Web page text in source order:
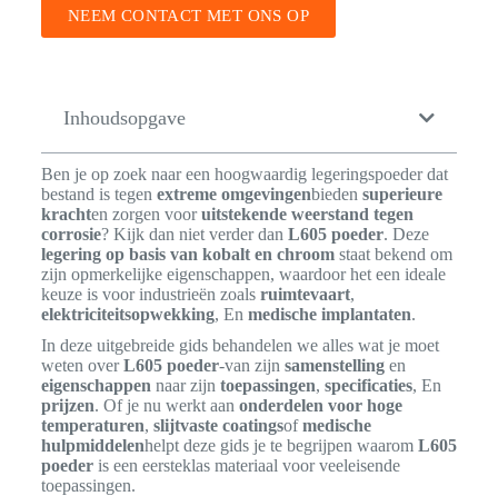
NEEM CONTACT MET ONS OP
Inhoudsopgave
Ben je op zoek naar een hoogwaardig legeringspoeder dat
bestand is tegen extreme omgevingenbieden superieure
krachten zorgen vooruitstekende weerstand tegen
corrosie? Kijk dan niet verder dan L605 poeder. Deze
legering op basis van kobalt en chroomstaat bekend om
zijn opmerkelijke eigenschappen, waardoor het een ideale
keuze is voor industrieën zoals ruimtevaart,
elektriciteitsopwekking, En medische implantaten.
In deze uitgebreide gids behandelen we alles wat je moet
weten overL605 poeder-van zijn samenstellingen
eigenschappen naar zijn toepassingen, specificaties, En
prijzen. Of je nu werkt aan onderdelen voor hoge
temperaturen, slijtvaste coatingsofmedische
hulpmiddelenhelpt deze gids je te begrijpen waarom L605
poederis een eersteklas materiaal voor veeleisende
toepassingen.